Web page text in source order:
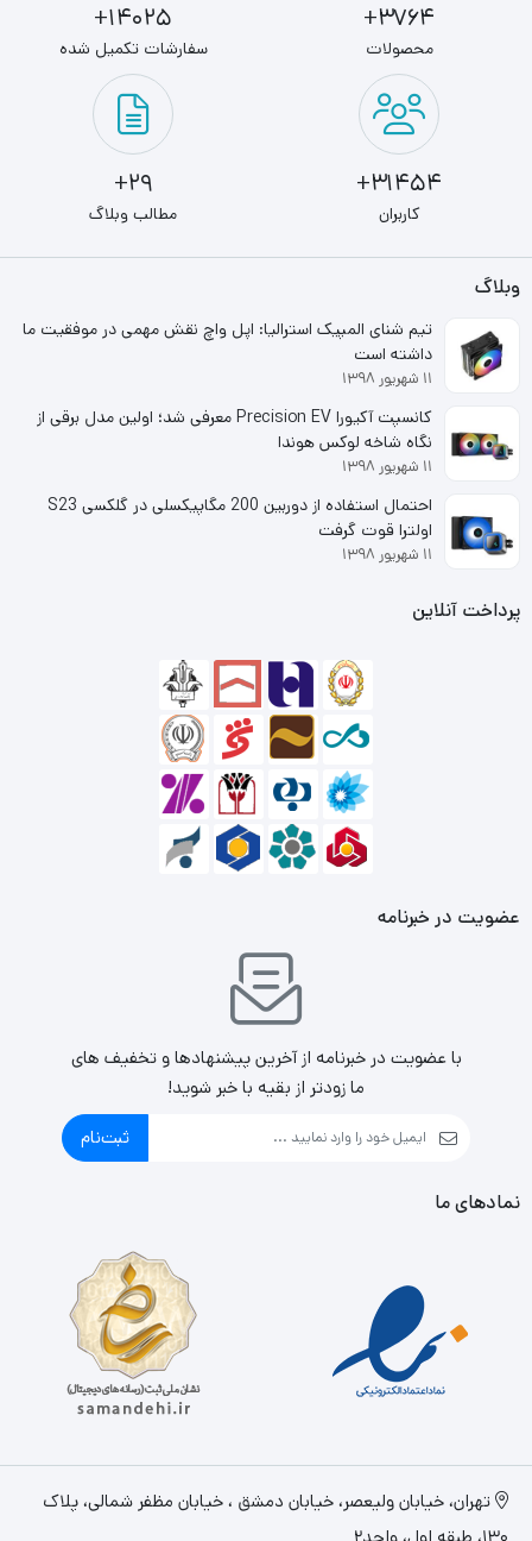
3764+
محصولات
14025+
سفارشات تکمیل شده
31454+
کاربران
29+
مطالب وبلاگ
وبلاگ
تیم شنای المپیک استرالیا: اپل واچ نقش مهمی در موفقیت ما
داشته است
۱۱ شهریور ۱۳۹۸
کانسپت آکیورا Precision EV معرفی شد؛ اولین مدل برقی از
نگاه شاخه لوکس هوندا
۱۱ شهریور ۱۳۹۸
احتمال استفاده از دوربین 200 مگاپیکسلی در گلکسی S23
اولترا قوت گرفت
۱۱ شهریور ۱۳۹۸
پرداخت آنلاین
عضویت در خبرنامه
با عضویت در خبرنامه از آخرین پیشنهادها و تخفیف های
ما زودتر از بقیه با خبر شوید!
ثبت‌نام
نمادهای ما
تهران، خيابان وليعصر، خیابان دمشق ، خیابان مظفر شمالی، پلاک